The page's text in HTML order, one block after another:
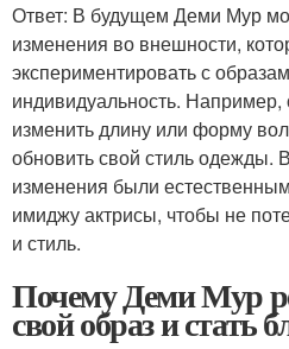
Ответ: В будущем Деми Мур
изменения во внешности,
экспериментировать с
индивидуальность.
изменить длину или форму
обновить свой стиль одежды.
изменения были
имиджу актрисы, чтобы не
и стиль.
Почему Деми Мур
свой образ и стать